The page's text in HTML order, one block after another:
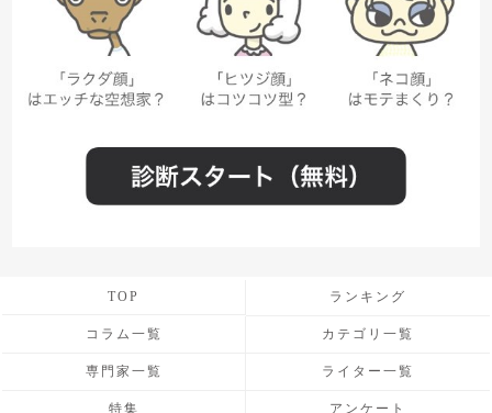
TOP ランキング
コラム一覧 カテゴリ一覧
専門家一覧 ライター一覧
特集 アンケート